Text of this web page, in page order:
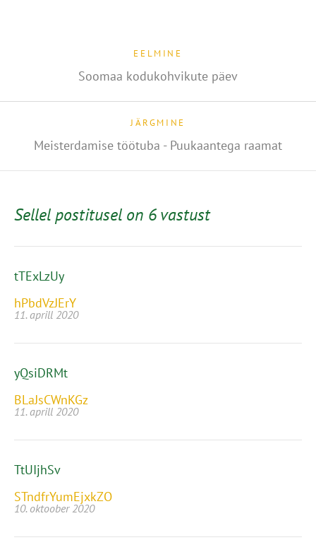
EELMINE
Soomaa kodukohvikute päev
JÄRGMINE
Meisterdamise töötuba - Puukaantega raamat
Sellel postitusel on 6 vastust
tTExLzUy
hPbdVzJErY
11. aprill 2020
yQsiDRMt
BLaJsCWnKGz
11. aprill 2020
TtUIjhSv
STndfrYumEjxkZO
10. oktoober 2020